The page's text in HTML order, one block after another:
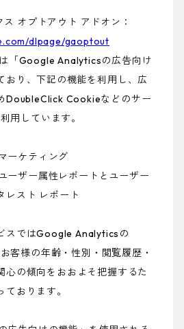
オプトアウト アドオン：
dlpage/gaoptout
は「Google Analyticsの広告向け
おり、下記の機能を利用し、広
DoubleClick Cookieなどのサー
用しています。
ーケティング
ザー属性レポートとユーザー
レスト レポート
スではGoogle Analyticsの
客様の年齢・性別・閲覧履歴・
心の傾向をおおよそ把握するた
おります。